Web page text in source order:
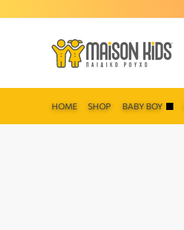
HOME SHOP BABY BOY